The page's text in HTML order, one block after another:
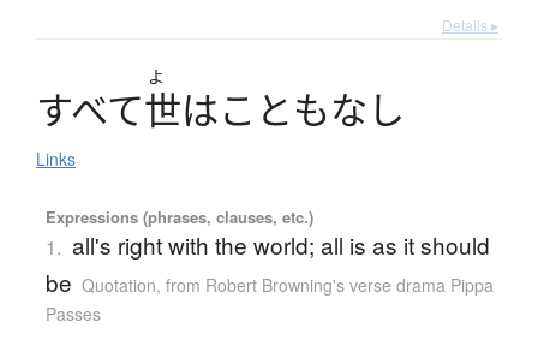
Details ▸
よ
すべて世はこ ともな し
Links
Expressions (phrases, clauses, etc.)
1. all's right with the world; all is as it should
be Quotation, from Robert Browning's verse drama Pippa
Passes